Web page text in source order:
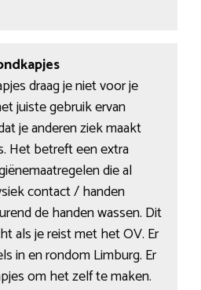
draag je niet voor je
juiste gebruik ervan
je anderen ziek maakt
Het betreft een extra
die al
contact / handen
de handen wassen. Dit
als je reist met het OV. Er
in en rondom Limburg. Er
om het zelf te maken.